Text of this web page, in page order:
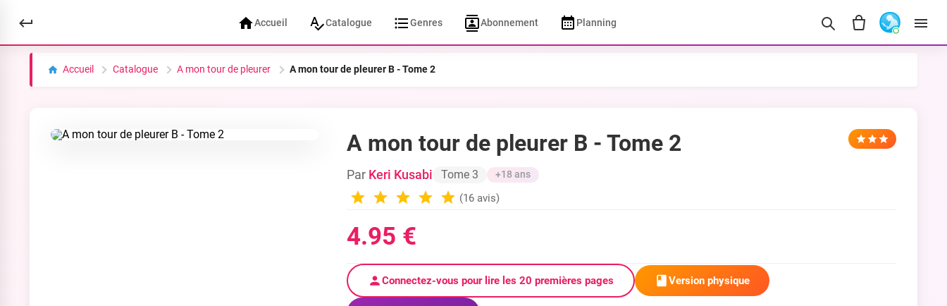
Accueil Catalogue Genres Abonnement Planning
Accueil Catalogue A mon tour de pleurer A mon tour de pleurer B - Tome 2
A mon tour de pleurer B - Tome 2
Par Keri Kusabi Tome 3 +18 ans
(16 avis)
4.95 €
Connectez-vous pour lire les 20 premières pages Version physique